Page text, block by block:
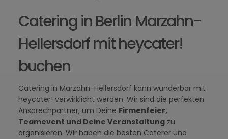
Catering in Berlin Marzahn-
Hellersdorf mit heycater!
buchen
Catering in Marzahn-Hellersdorf kann wunderbar mit
heycater! verwirklicht werden. Wir sind die perfekten
Ansprechpartner, um Deine Firmenfeier,
Teamevent und Deine Veranstaltung zu
organisieren. Wir haben die besten Caterer und